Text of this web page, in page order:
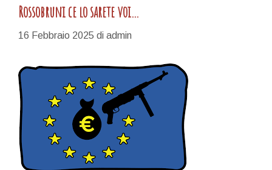
Rossobruni ce lo sarete voi…
16 Febbraio 2025 di admin